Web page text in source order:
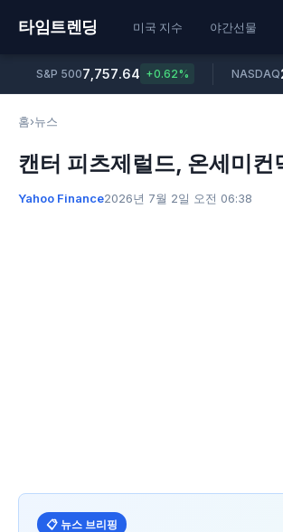
타임트렌딩 미국 지수 야간선물
S&P 5007,757.64 +0.62% NASDAQ
홈›뉴스
캔터 피츠제럴드, 온세미
Yahoo Finance2026년 7월 2일 오전 06:38
📋 뉴스 브리핑